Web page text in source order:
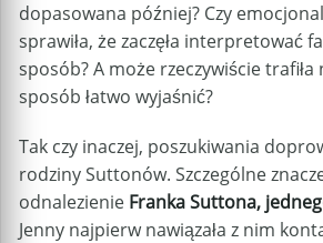
dopasowana później? Czy
sprawiła, że zaczęła interpretować
sposób? A może rzeczywiście trafiła
sposób łatwo wyjaśnić?
Tak czy inaczej, poszukiwania
rodziny Suttonów. Szczególne
odnalezienie Franka Suttona,
Jenny najpierw nawiązała z nim